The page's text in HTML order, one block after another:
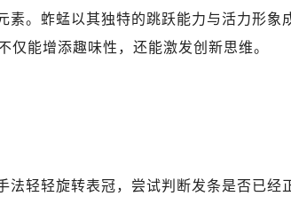
。蚱蜢以其独特的跳跃能力与活力形象
能增添趣味性，还能激发创新思维。
法轻轻旋转表冠，尝试判断发条是否已经